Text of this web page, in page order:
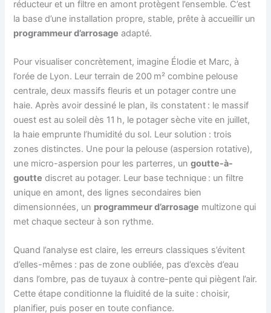
réducteur et un filtre en amont protègent l’ensemble. C’est
la base d’une installation propre, stable, prête à accueillir un
programmeur d’arrosage adapté.
Pour visualiser concrètement, imagine Élodie et Marc, à
l’orée de Lyon. Leur terrain de 200 m² combine pelouse
centrale, deux massifs fleuris et un potager contre une
haie. Après avoir dessiné le plan, ils constatent : le massif
ouest est au soleil dès 11 h, le potager sèche vite en juillet,
la haie emprunte l’humidité du sol. Leur solution : trois
zones distinctes. Une pour la pelouse (aspersion rotative),
une micro-aspersion pour les parterres, ungoutte-à-
goutte discret au potager. Leur base technique : un filtre
unique en amont, des lignes secondaires bien
dimensionnées, un programmeur d’arrosage multizone qui
met chaque secteur à son rythme.
Quand l’analyse est claire, les erreurs classiques s’évitent
d’elles-mêmes : pas de zone oubliée, pas d’excès d’eau
dans l’ombre, pas de tuyaux à contre-pente qui piègent l’air.
Cette étape conditionne la fluidité de la suite : choisir,
planifier, puis poser en toute confiance.